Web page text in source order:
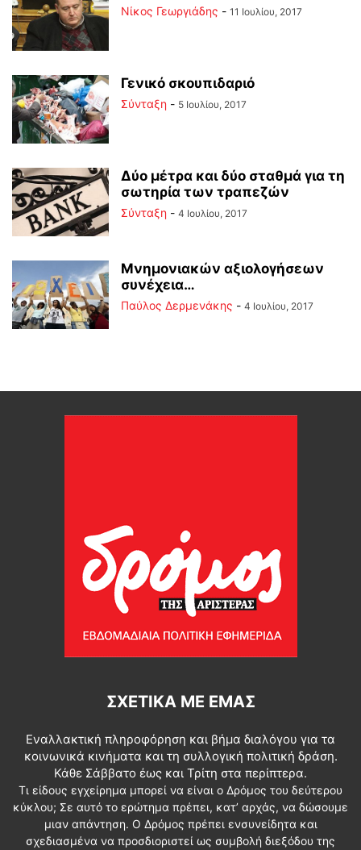
Νίκος Γεωργιάδης - 11 Ιουλίου, 2017
Γενικό σκουπιδαριό
Σύνταξη - 5 Ιουλίου, 2017
Δύο μέτρα και δύο σταθμά για τη
σωτηρία των τραπεζών
Σύνταξη - 4 Ιουλίου, 2017
Μνημονιακών αξιολογήσεων
συνέχεια…
Παύλος Δερμενάκης - 4 Ιουλίου, 2017
ΣΧΕΤΙΚΆ ΜΕ ΕΜΆΣ
Εναλλακτική πληροφόρηση και βήμα διαλόγου για τα
κοινωνικά κινήματα και τη συλλογική πολιτική δράση.
Κάθε Σάββατο έως και Τρίτη στα περίπτερα.
Τι είδους εγχείρημα μπορεί να είναι ο Δρόμος του δεύτερου
κύκλου; Σε αυτό το ερώτημα πρέπει, κατ’ αρχάς, να δώσουμε
μιαν απάντηση. Ο Δρόμος πρέπει ενσυνείδητα και
σχεδιασμένα να προσδιοριστεί ως συμβολή διεξόδου της